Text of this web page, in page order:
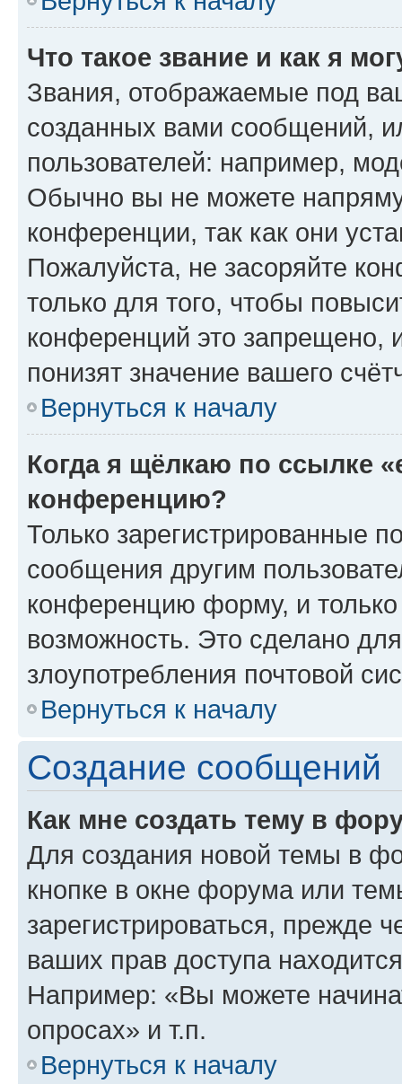
Что такое звание и как я
Звания, отображаемые под
созданных вами сообщений,
пользователей: например,
Обычно вы не можете
конференции, так как они
Пожалуйста, не засоряйте
только для того, чтобы
конференций это запрещено,
понизят значение вашего
Вернуться к началу
Когда я щёлкаю по ссылке
конференцию?
Только зарегистрированные
сообщения другим
конференцию форму, и
возможность. Это сделано
злоупотребления почтовой
Вернуться к началу
Создание сообщений
Как мне создать тему в
Для создания новой темы в
кнопке в окне форума или
зарегистрироваться, прежде
ваших прав доступа
Например: «Вы можете
опросах» и т.п.
Вернуться к началу